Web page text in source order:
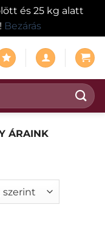
és 25 kg alatt
Bezárás
ÁRAINK